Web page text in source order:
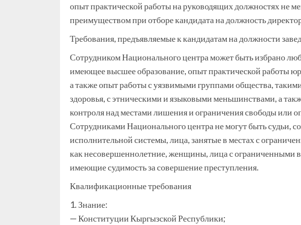
опыт практической работы на руководящих должностях не
преимуществом при отборе кандидата на должность
Требования, предъявляемые к кандидатам на должности
Сотрудником Национального центра может быть избрано
имеющее высшее образование, опыт практической работы
а также опыт работы с уязвимыми группами общества,
здоровья, с этническими и языковыми меньшинствами, а
контроля над местами лишения и ограничения свободы или
Сотрудниками Национального центра не могут быть судьи,
исполнительной системы, лица, занятые в местах с
как несовершеннолетние, женщины, лица с ограниченными
имеющие судимость за совершение преступления.
Квалификационные требования
1. Знание:
— Конституции Кыргызской Республики;